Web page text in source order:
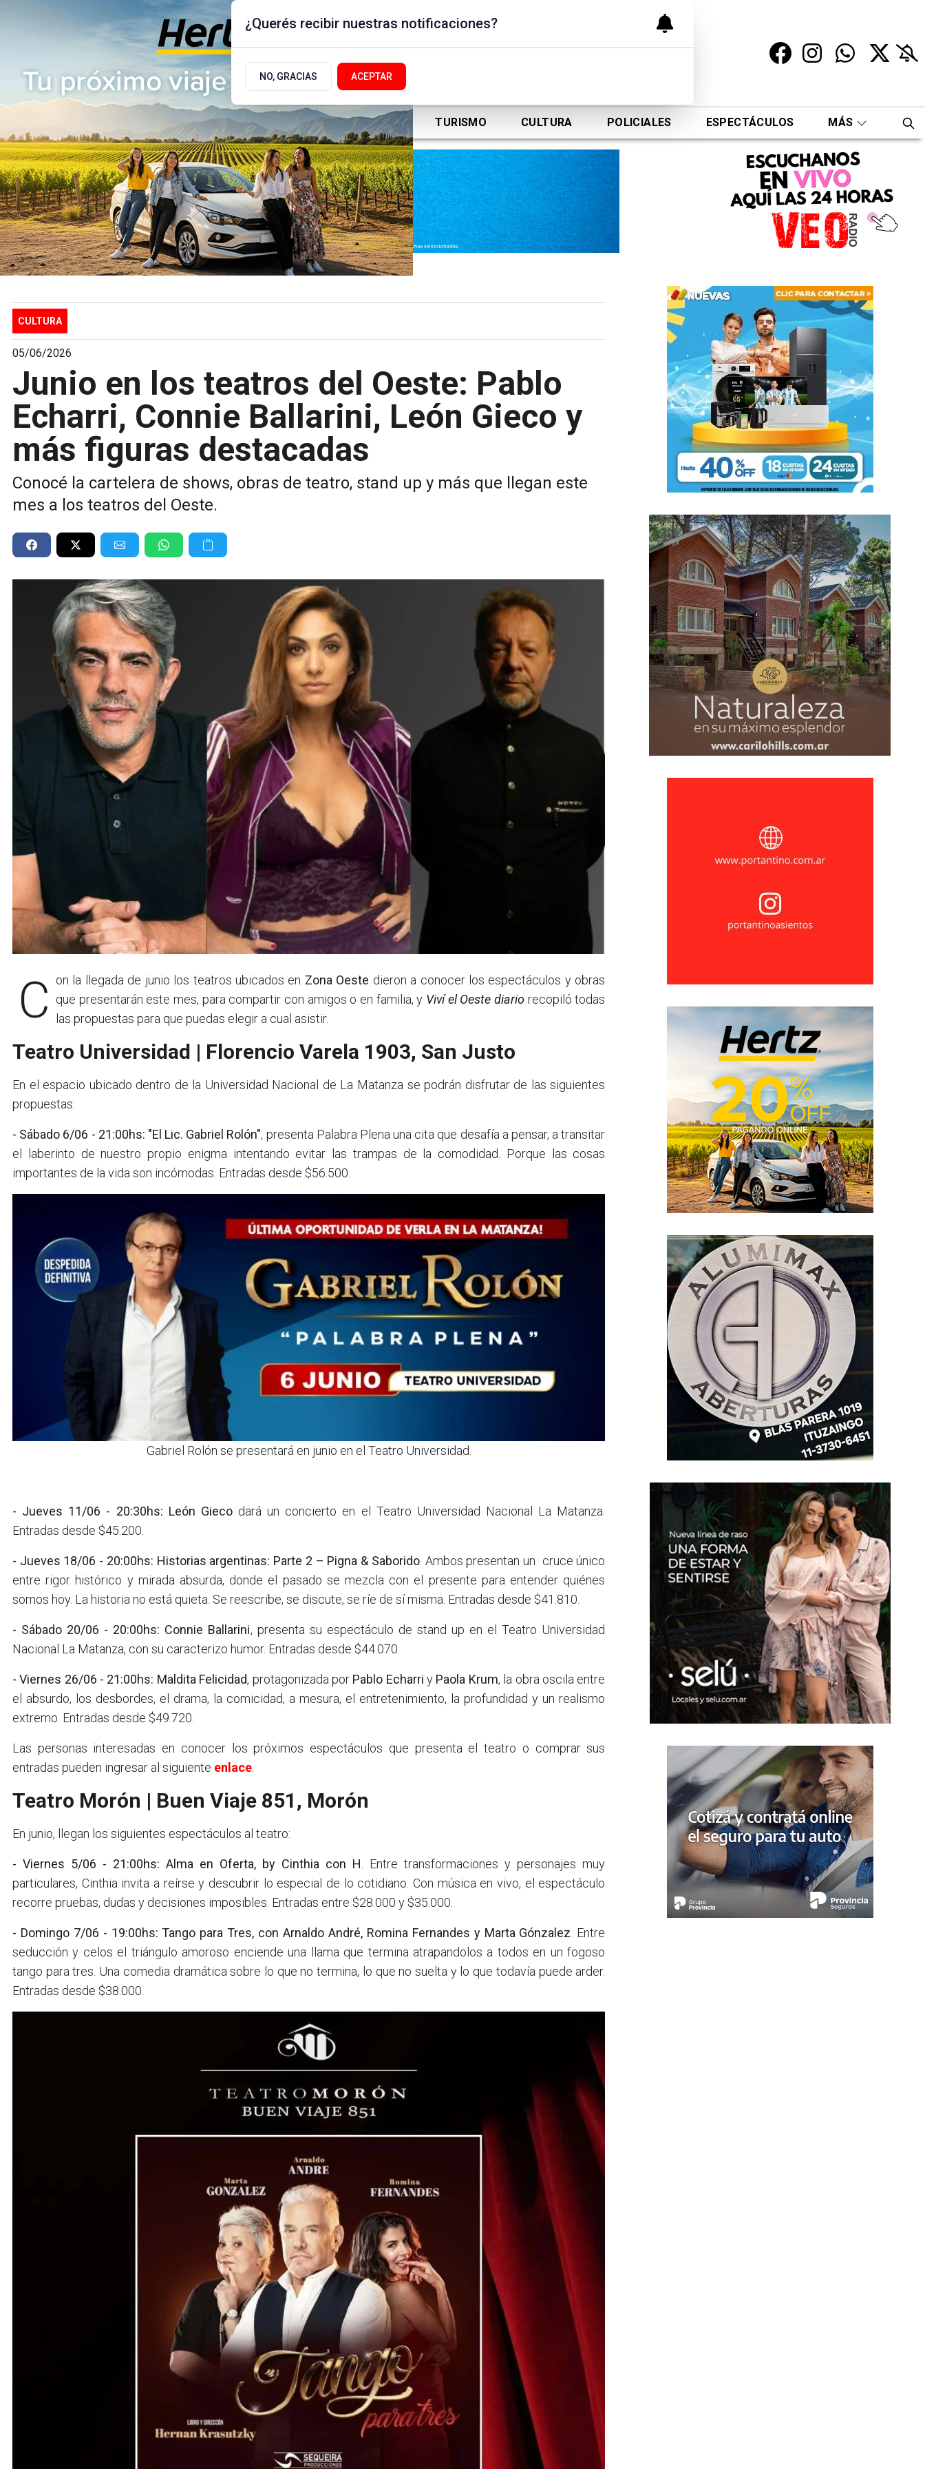
Lunes 10 de Agosto
de 2026
17.9ºc | Buenos Aires, AR
ACTUALIDAD POLÍTICA DEPORTES TURISMO CULTURA POLICIALES ESPECTÁCULOS MÁS
CULTURA
05/06/2026
Junio en los teatros del Oeste: Pablo
Echarri, Connie Ballarini, León Gieco y
más figuras destacadas
Conocé la cartelera de shows, obras de teatro, stand up y más que llegan este
mes a los teatros del Oeste.
Con la llegada de junio los teatros ubicados en Zona Oeste dieron a conocer los espectáculos y obras
que presentarán este mes, para compartir con amigos o en familia, y Viví el Oeste diario recopiló todas
las propuestas para que puedas elegir a cual asistir.
Teatro Universidad | Florencio Varela 1903, San Justo
En el espacio ubicado dentro de la Universidad Nacional de La Matanza se podrán disfrutar de las siguientes
propuestas:
- Sábado 6/06 - 21:00hs: "El Lic. Gabriel Rolón", presenta Palabra Plena una cita que desafía a pensar, a transitar
el laberinto de nuestro propio enigma intentando evitar las trampas de la comodidad. Porque las cosas
importantes de la vida son incómodas. Entradas desde $56.500.
Gabriel Rolón se presentará en junio en el Teatro Universidad.
- Jueves 11/06 - 20:30hs: León Giecodará un concierto en el Teatro Universidad Nacional La Matanza.
Entradas desde $45.200.
- Jueves 18/06 - 20:00hs: Historias argentinas: Parte 2 – Pigna & Saborido. Ambos presentan un cruce único
entre rigor histórico y mirada absurda, donde el pasado se mezcla con el presente para entender quiénes
somos hoy. La historia no está quieta. Se reescribe, se discute, se ríe de sí misma. Entradas desde $41.810.
- Sábado 20/06 - 20:00hs: Connie Ballarini, presenta su espectáculo de stand up en el Teatro Universidad
Nacional La Matanza, con su caracterizo humor. Entradas desde $44.070.
- Viernes 26/06 - 21:00hs: Maldita Felicidad, protagonizada por Pablo Echarriy Paola Krum, la obra oscila entre
el absurdo, los desbordes, el drama, la comicidad, a mesura, el entretenimiento, la profundidad y un realismo
extremo. Entradas desde $49.720.
Las personas interesadas en conocer los próximos espectáculos que presenta el teatro o comprar sus
entradas pueden ingresar al siguiente enlace.
Teatro Morón | Buen Viaje 851, Morón
En junio, llegan los siguientes espectáculos al teatro:
- Viernes 5/06 - 21:00hs: Alma en Oferta, by Cinthia con H. Entre transformaciones y personajes muy
particulares, Cinthia invita a reírse y descubrir lo especial de lo cotidiano. Con música en vivo, el espectáculo
recorre pruebas, dudas y decisiones imposibles. Entradas entre $28.000 y $35.000.
- Domingo 7/06 - 19:00hs: Tango para Tres, con Arnaldo André, Romina Fernandes y Marta Gónzalez. Entre
seducción y celos el triángulo amoroso enciende una llama que termina atrapandolos a todos en un fogoso
tango para tres. Una comedia dramática sobre lo que no termina, lo que no suelta y lo que todavía puede arder.
Entradas desde $38.000.
¿Querés recibir nuestras notificaciones?
NO, GRACIAS ACEPTAR